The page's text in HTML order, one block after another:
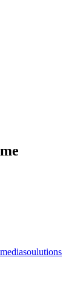
mediasoulutions